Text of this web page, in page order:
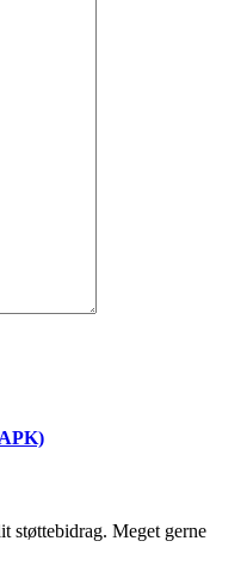
støttebidrag. Meget gerne